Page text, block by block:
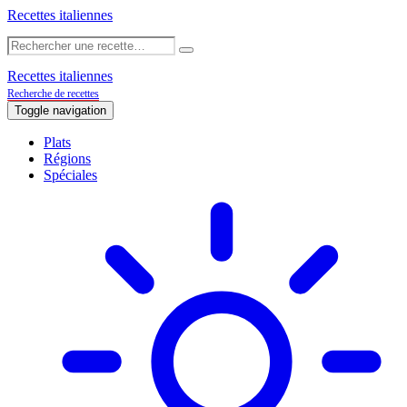
Recettes italiennes
Recettes italiennes
Recherche de recettes
Toggle navigation
Plats
Régions
Spéciales